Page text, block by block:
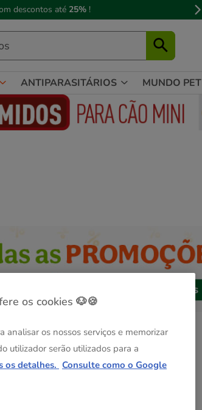
descontos até 25% !
ANTIPARASITÁRIOS MUNDO PET
os cookies 🐶🍪
analisar os nossos serviços e memorizar
utilizador serão utilizados para a
os detalhes. Consulte como o Google